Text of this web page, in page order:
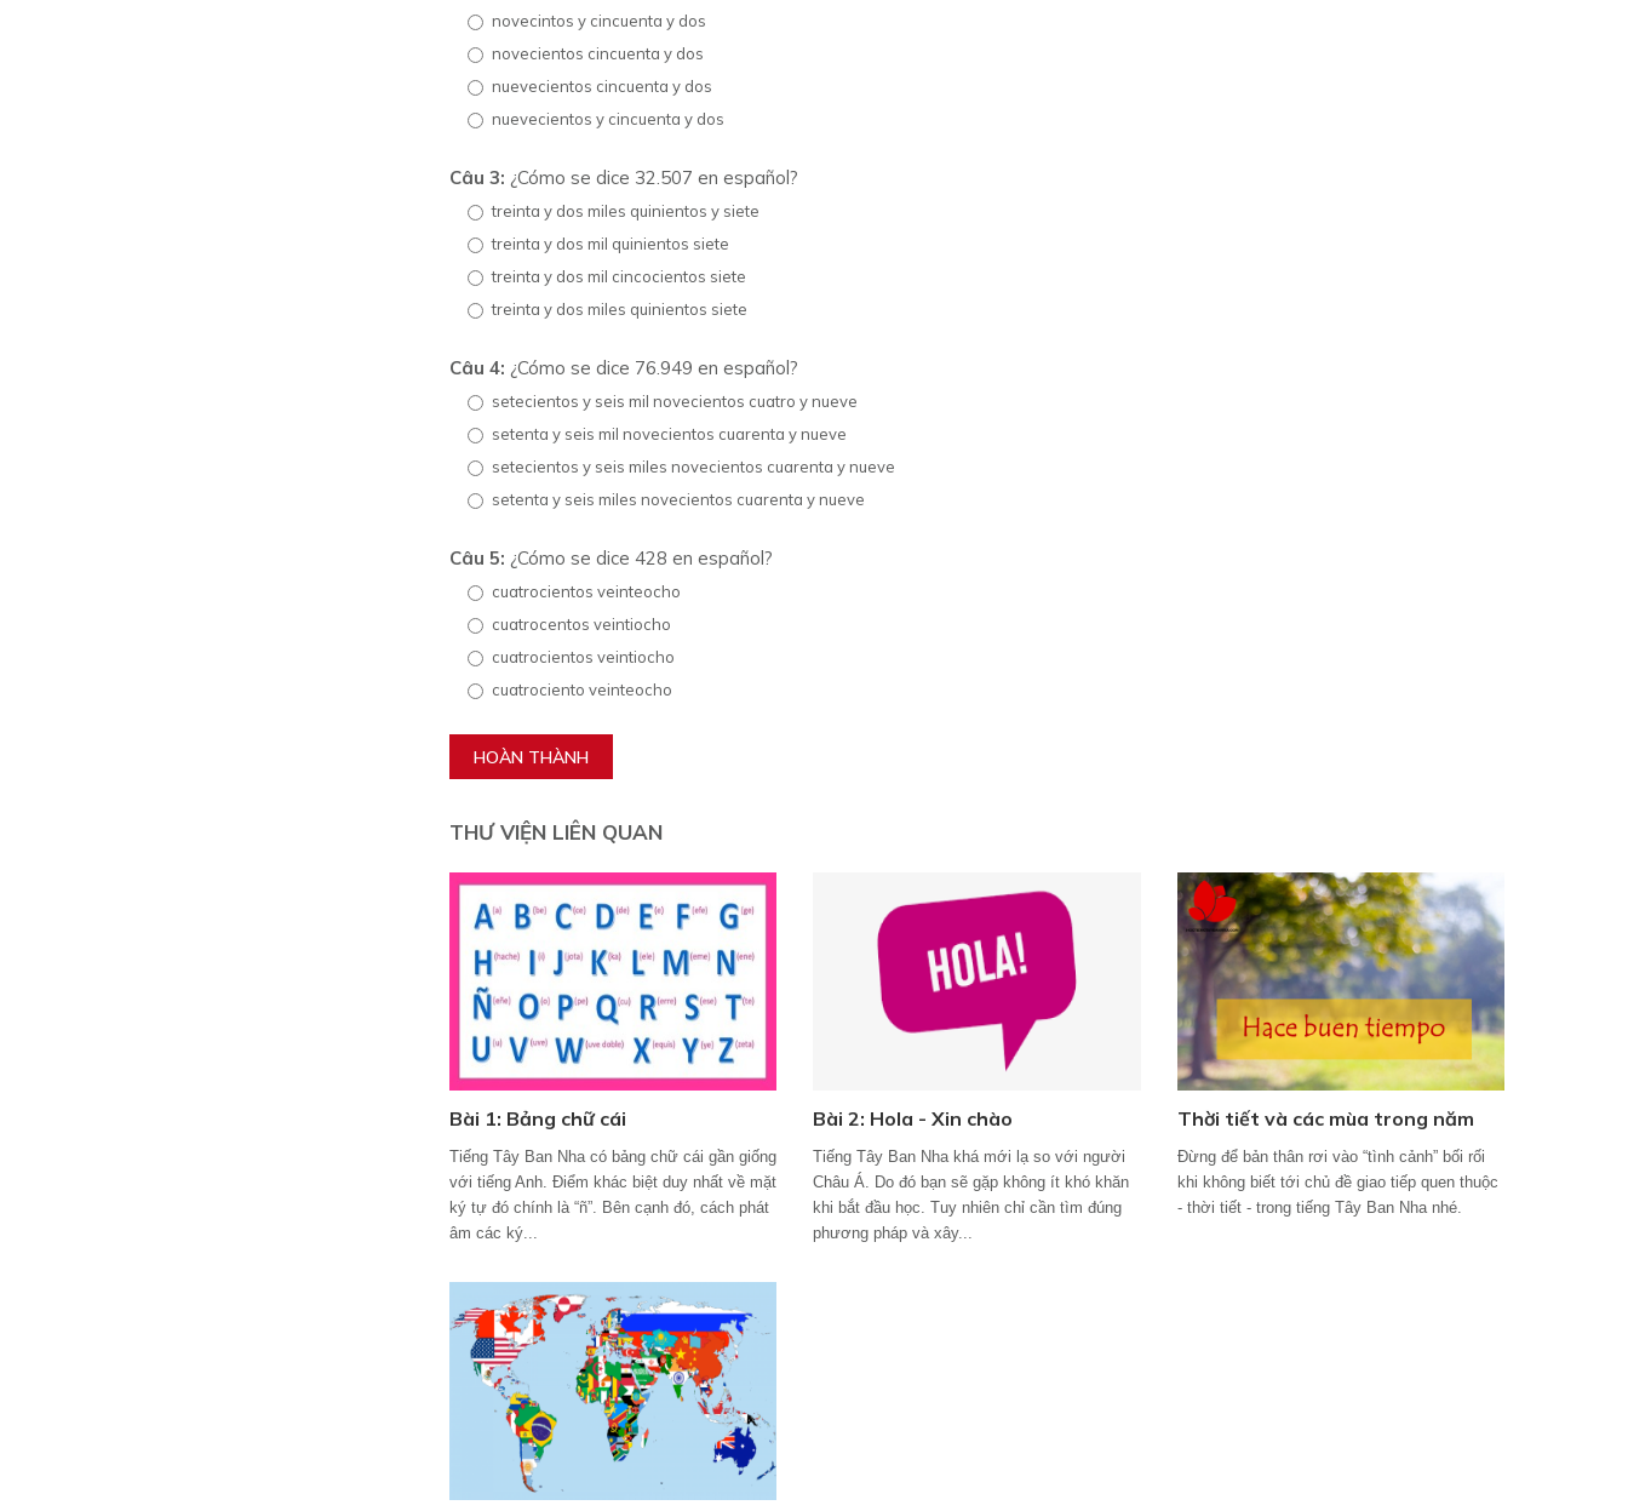
novecintos y cincuenta y dos
novecientos cincuenta y dos
nuevecientos cincuenta y dos
nuevecientos y cincuenta y dos
Câu 3: ¿Cómo se dice 32.507 en español?
treinta y dos miles quinientos y siete
treinta y dos mil quinientos siete
treinta y dos mil cincocientos siete
treinta y dos miles quinientos siete
Câu 4: ¿Cómo se dice 76.949 en español?
setecientos y seis mil novecientos cuatro y nueve
setenta y seis mil novecientos cuarenta y nueve
setecientos y seis miles novecientos cuarenta y nueve
setenta y seis miles novecientos cuarenta y nueve
Câu 5: ¿Cómo se dice 428 en español?
cuatrocientos veinteocho
cuatrocentos veintiocho
cuatrocientos veintiocho
cuatrociento veinteocho
HOÀN THÀNH
THƯ VIỆN LIÊN QUAN
Bài 1: Bảng chữ cái
Tiếng Tây Ban Nha có bảng chữ cái gần giống
với tiếng Anh. Điểm khác biệt duy nhất về mặt
ký tự đó chính là “ñ”. Bên cạnh đó, cách phát
âm các ký...
Bài 2: Hola - Xin chào
Tiếng Tây Ban Nha khá mới lạ so với người
Châu Á. Do đó bạn sẽ gặp không ít khó khăn
khi bắt đầu học. Tuy nhiên chỉ cần tìm đúng
phương pháp và xây...
Thời tiết và các mùa trong năm
Đừng để bản thân rơi vào “tình cảnh” bối rối
khi không biết tới chủ đề giao tiếp quen thuộc
- thời tiết - trong tiếng Tây Ban Nha nhé.